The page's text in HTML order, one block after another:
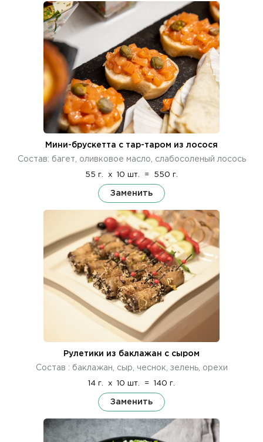
Мини-брускетта с тар-таром из лосося
Состав: багет, оливковое масло, слабосоленый лосось
55 г. x 10 шт. = 550 г.
Заменить
Рулетики из баклажан с сыром
Состав : баклажан, сыр, чеснок, зелень, орехи
14 г. x 10 шт. = 140 г.
Заменить